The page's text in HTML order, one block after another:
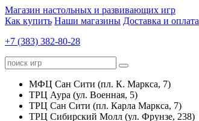
Магазин настольных и развивающих игр
Как купить Наши магазины Доставка и оплата
+7 (383) 382-80-28
МФЦ Сан Сити (пл. К. Маркса, 7)
ТРЦ Аура (ул. Военная, 5)
ТРЦ Сан Сити (пл. Карла Маркса, 7)
ТРЦ Сибирский Молл (ул. Фрунзе, 238)